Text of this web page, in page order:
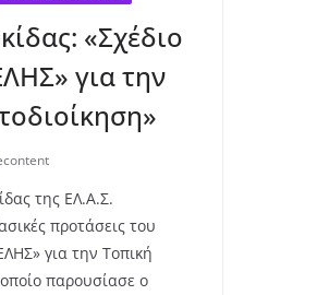
350.000 ευρώ για
χορτοκοπή, αλλά τα
συνεργεία βγήκαν
στους δρόμους στις 13
Ιουλίου
6 Αυγούστου, 2026
«Σχέδιο
για την
της ΕΛ.Α.Σ.
προτάσεις του
για την Τοπική
παρουσίασε ο